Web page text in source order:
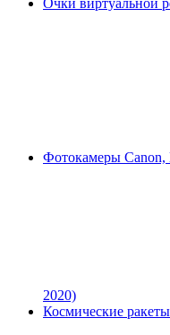
Очки виртуальной
Фотокамеры Canon,
2020)
Космические